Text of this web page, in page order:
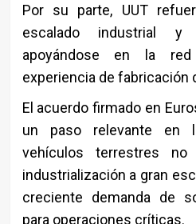
Por su parte, UUT
escalado industrial y
apoyándose en la
experiencia de fabricación
El acuerdo firmado en
un paso relevante en
vehículos terrestres
industrialización a gran
creciente demanda de
para operaciones críticas.